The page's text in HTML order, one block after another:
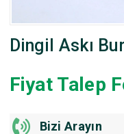
Dingil Askı
Fiyat Talep
Bizi Arayın